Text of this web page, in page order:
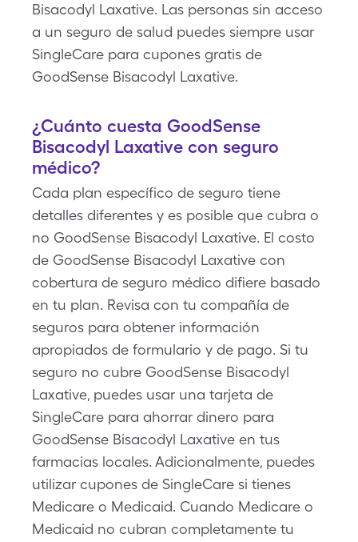
Bisacodyl Laxative. Las personas sin acceso
a un seguro de salud puedes siempre usar
SingleCare para cupones gratis de
GoodSense Bisacodyl Laxative.
¿Cuánto cuesta GoodSense
Bisacodyl Laxative con seguro
médico?
Cada plan específico de seguro tiene
detalles diferentes y es posible que cubra o
no GoodSense Bisacodyl Laxative. El costo
de GoodSense Bisacodyl Laxative con
cobertura de seguro médico difiere basado
en tu plan. Revisa con tu compañía de
seguros para obtener información
apropiados de formulario y de pago. Si tu
seguro no cubre GoodSense Bisacodyl
Laxative, puedes usar una tarjeta de
SingleCare para ahorrar dinero para
GoodSense Bisacodyl Laxative en tus
farmacias locales. Adicionalmente, puedes
utilizar cupones de SingleCare si tienes
Medicare o Medicaid. Cuando Medicare o
Medicaid no cubran completamente tu